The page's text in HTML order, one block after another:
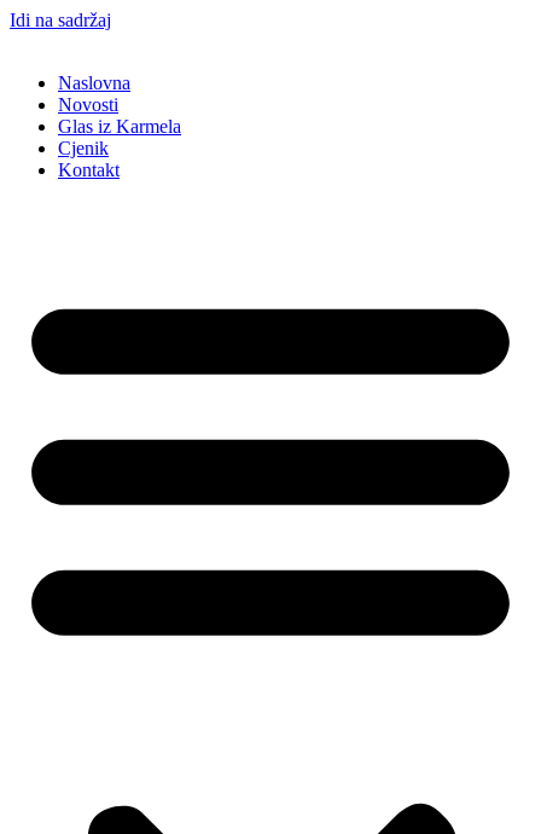
Idi na sadržaj
Naslovna
Novosti
Glas iz Karmela
Cjenik
Kontakt